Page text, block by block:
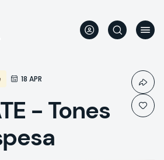
18 APR
- Tones